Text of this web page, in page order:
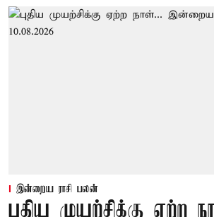
இன்றைய ராசி பலன்
புதிய முயற்சிக்கு ஏற்ற